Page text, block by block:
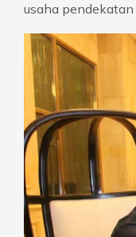
usaha